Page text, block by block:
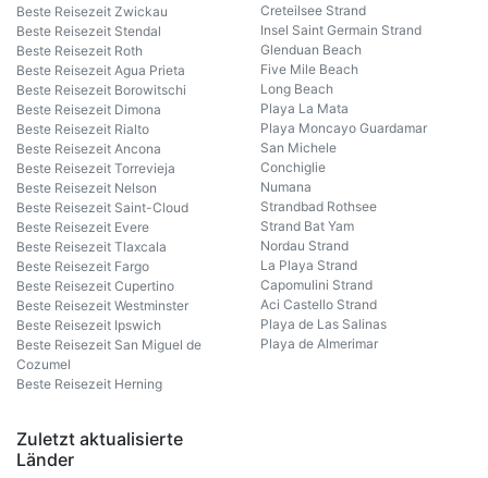
Beste Reisezeit Zwickau
Beste Reisezeit Stendal
Beste Reisezeit Roth
Beste Reisezeit Agua Prieta
Beste Reisezeit Borowitschi
Beste Reisezeit Dimona
Beste Reisezeit Rialto
Beste Reisezeit Ancona
Beste Reisezeit Torrevieja
Beste Reisezeit Nelson
Beste Reisezeit Saint-Cloud
Beste Reisezeit Evere
Beste Reisezeit Tlaxcala
Beste Reisezeit Fargo
Beste Reisezeit Cupertino
Beste Reisezeit Westminster
Beste Reisezeit Ipswich
Beste Reisezeit San Miguel de
Cozumel
Beste Reisezeit Herning
Creteilsee Strand
Insel Saint Germain Strand
Glenduan Beach
Five Mile Beach
Long Beach
Playa La Mata
Playa Moncayo Guardamar
San Michele
Conchiglie
Numana
Strandbad Rothsee
Strand Bat Yam
Nordau Strand
La Playa Strand
Capomulini Strand
Aci Castello Strand
Playa de Las Salinas
Playa de Almerimar
Zuletzt aktualisierte
Länder